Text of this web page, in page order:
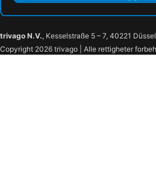
trivago N.V., Kesselstraße 5 – 7, 40221
Copyright 2026 trivago | Alle rettigheter